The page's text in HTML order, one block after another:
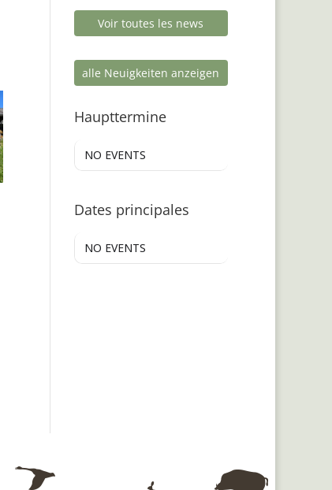
Voir toutes les news
alle Neuigkeiten anzeigen
Haupttermine
NO EVENTS
Dates principales
NO EVENTS